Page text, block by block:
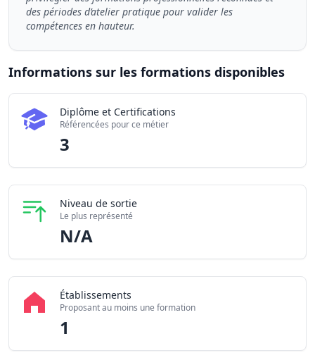
des périodes d’atelier pratique pour valider les
compétences en hauteur.
Informations sur les formations disponibles
Chiffres clés de la formation Cordiste en 2026
Certifications disponibles
Établissements partenaires
Diplôme et Certifications
Référencées pour ce métier
3
Niveau de sortie
Le plus représenté
N/A
Établissements
Proposant au moins une formation
1